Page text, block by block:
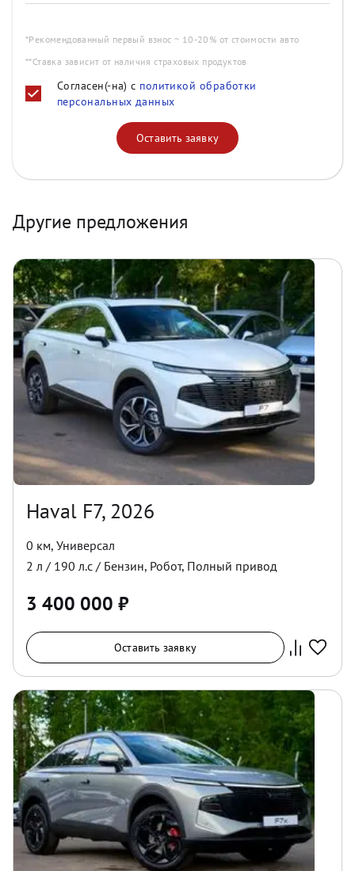
*Рекомендованный первый взнос ~ 10-20% от стоимости авто
**Ставка зависит от наличия страховых продуктов
Согласен(-на) с политикой обработки
персональных данных
Оставить заявку
Другие предложения
Haval F7, 2026
0 км, Универсал
2 л / 190 л.с / Бензин, Робот, Полный привод
3 400 000 ₽
Оставить заявку